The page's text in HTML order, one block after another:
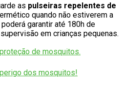
as pulseiras repelentes de
quando não estiverem a
garantir até 180h de
em crianças pequenas.
de mosquitos.
dos mosquitos!